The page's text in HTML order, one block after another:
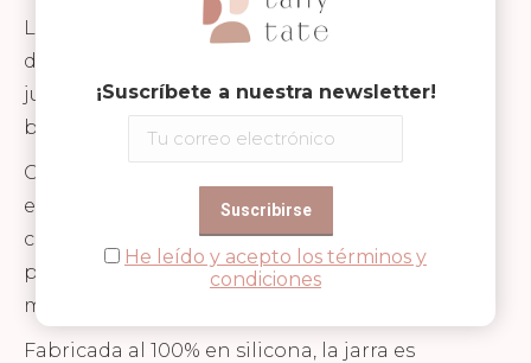
La jarra cocodrilo de Scrunch es un accesorio
divertido y funcional, ideal para que los niños
jueguen en la playa, el jardín o durante el
baño.
Con un atractivo diseño en forma de cocodrilo,
esta jarra tiene unas medidas de 12 × 17 × 14.5
cm y una capacidad de 250 ml, lo que la hace
perfecta para transportar agua o arena de
manera segura y cómoda.
Fabricada al 100% en silicona, la jarra es
¡Suscríbete a nuestra newsletter!
He leído y acepto los términos y
condiciones